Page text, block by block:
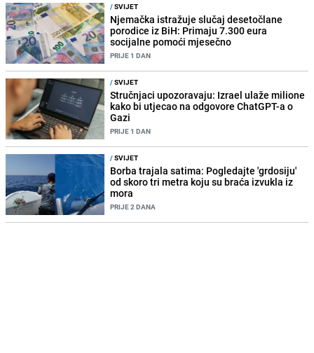
/SVIJET
Njemačka istražuje slučaj desetočlane
porodice iz BiH: Primaju 7.300 eura
socijalne pomoći mjesečno
PRIJE 1 DAN
/SVIJET
Stručnjaci upozoravaju: Izrael ulaže milione
kako bi utjecao na odgovore ChatGPT-a o
Gazi
PRIJE 1 DAN
/SVIJET
Borba trajala satima: Pogledajte 'grdosiju'
od skoro tri metra koju su braća izvukla iz
mora
PRIJE 2 DANA